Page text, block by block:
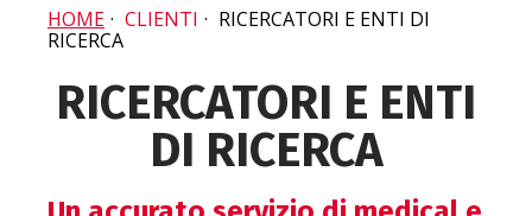
HOME · CLIENTI · RICERCATORI E ENTI DI
RICERCA
RICERCATORI E ENTI
DI RICERCA